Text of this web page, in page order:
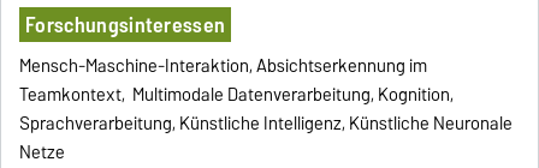
Forschungsinteressen
Mensch-Maschine-Interaktion, Absichtserkennung im
Teamkontext, Multimodale Datenverarbeitung, Kognition,
Sprachverarbeitung, Künstliche Intelligenz, Künstliche Neuronale
Netze